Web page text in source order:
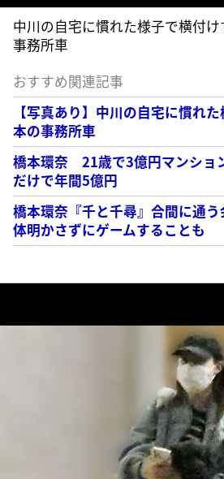
中川の自宅に慣れた様子で横付け
事務所車
おすすめ関連記事
【写真あり】中川の自宅に慣れ
本の事務所車
橋本環奈 21歳で3億円マンショ
だけで年間5億円
橋本環奈『千と千尋』合間に通
体明かさずにゲームすることも